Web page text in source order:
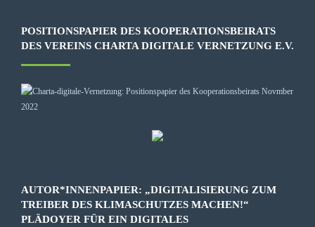
POSITIONSPAPIER DES KOOPERATIONSBEIRATS
DES VEREINS CHARTA DIGITALE VERNETZUNG E.V.
AUTOR*INNENPAPIER: „DIGITALISIERUNG ZUM
TREIBER DES KLIMASCHUTZES MACHEN!“
PLÄDOYER FÜR EIN DIGITALES